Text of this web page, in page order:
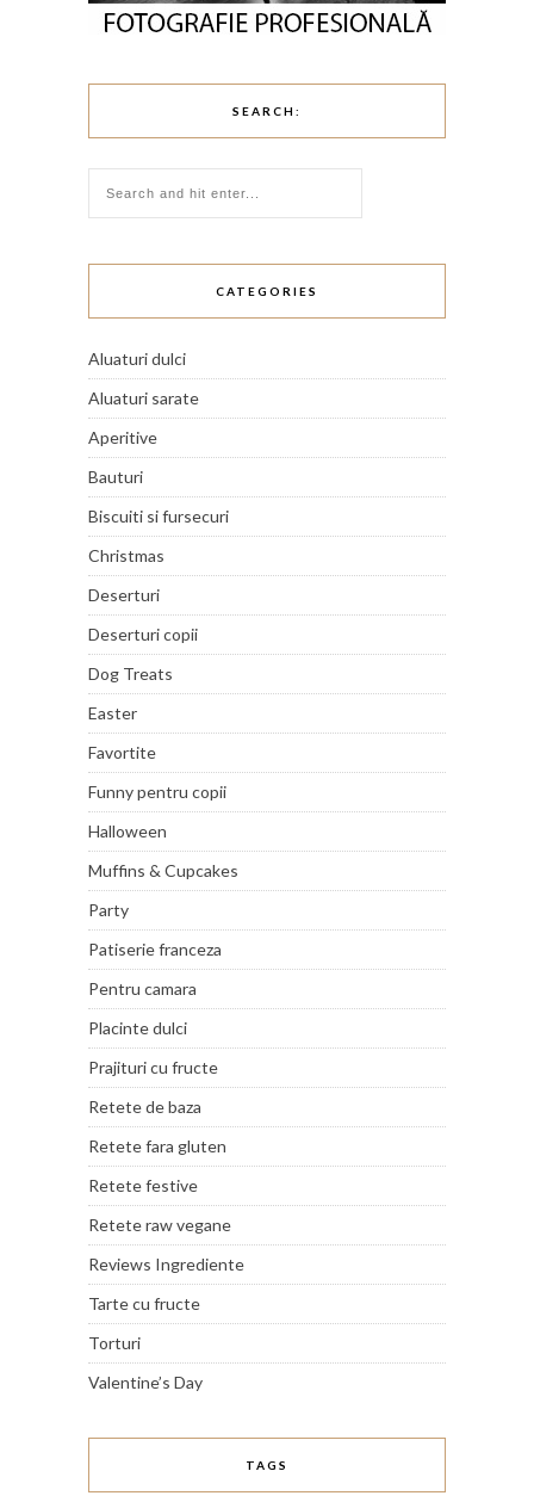
SEARCH:
CATEGORIES
Aluaturi dulci
Aluaturi sarate
Aperitive
Bauturi
Biscuiti si fursecuri
Christmas
Deserturi
Deserturi copii
Dog Treats
Easter
Favortite
Funny pentru copii
Halloween
Muffins & Cupcakes
Party
Patiserie franceza
Pentru camara
Placinte dulci
Prajituri cu fructe
Retete de baza
Retete fara gluten
Retete festive
Retete raw vegane
Reviews Ingrediente
Tarte cu fructe
Torturi
Valentine’s Day
TAGS